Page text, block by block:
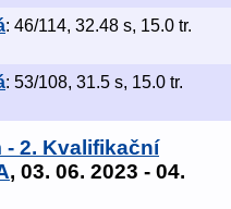
: 46/114, 32.48 s, 15.0 tr.
: 53/108, 31.5 s, 15.0 tr.
- 2. Kvalifikační
, 03. 06. 2023 - 04.